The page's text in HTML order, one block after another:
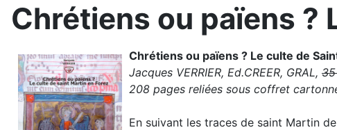
Chrétiens ou païens ?
Chrétiens ou païens ? Le culte de
Jacques VERRIER, Ed.CREER, GRAL,
208 pages reliées sous coffret
En suivant les traces de saint Martin